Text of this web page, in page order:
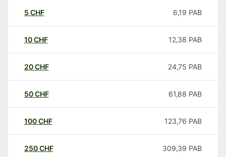
5 CHF 6,19 PAB
10CHF 12,38 PAB
20CHF 24,75 PAB
50CHF 61,88 PAB
100CHF 123,76 PAB
250CHF 309,39 PAB